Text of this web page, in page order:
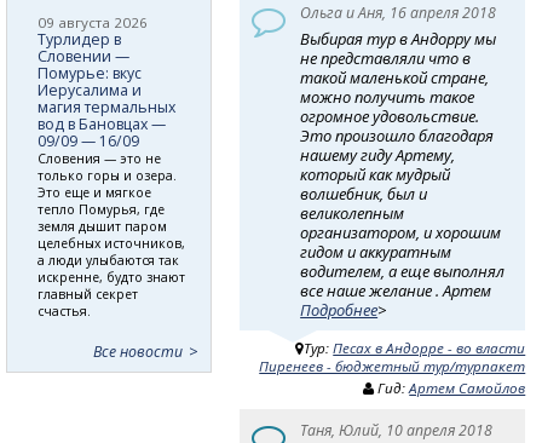
Ольга и Аня, 16 апреля 2018
Выбирая тур в Андорру мы
не представляли что в
такой маленькой стране,
можно получить такое
огромное удовольствие.
Это произошло благодаря
нашему гиду Артему,
который как мудрый
волшебник, был и
великолепным
организатором, и хорошим
гидом и аккуратным
водителем, а еще выполнял
все наше желание . Артем
Подробнее>
Тур:Песах в Андорре - во власти
Пиренеев - бюджетный тур/турпакет
Гид:Артем Самойлов
Таня, Юлий, 10 апреля 2018
09 августа 2026
Турлидер в
Словении —
Помурье: вкус
Иерусалима и
магия термальных
вод в Бановцах —
09/09 — 16/09
Словения — это не
только горы и озера.
Это еще и мягкое
тепло Помурья, где
земля дышит паром
целебных источников,
а люди улыбаются так
искренне, будто знают
главный секрет
счастья.
Все новости